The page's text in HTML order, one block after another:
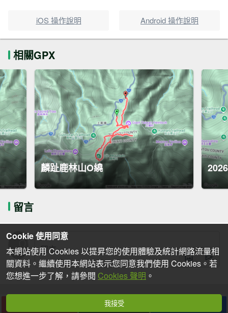
iOS 操作說明 Android 操作說明
相關GPX
麟趾鹿林山O繞
留言
下載
Cookie 使用同意
本網站使用 Cookies 以提昇您的使用體驗及統計網路流量相
關資料。繼續使用本網站表示您同意我們使用 Cookies。若
您想進一步了解，請參閱 Cookies 聲明 。
我接受